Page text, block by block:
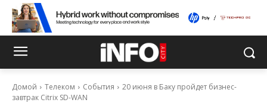
Домой Телеком События
20 июня в Баку пройдет бизнес-
завтрак Citrix SD-WAN